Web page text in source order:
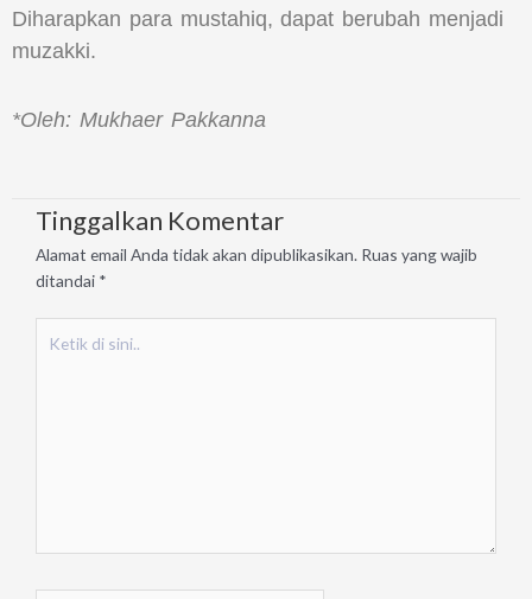
Diharapkan para mustahiq, dapat berubah menjadi
muzakki.
*Oleh: Mukhaer Pakkanna
Tinggalkan Komentar
Alamat email Anda tidak akan dipublikasikan. Ruas yang wajib
ditandai *